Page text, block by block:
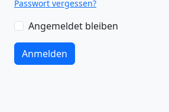
Passwort vergessen?
Angemeldet bleiben
Anmelden